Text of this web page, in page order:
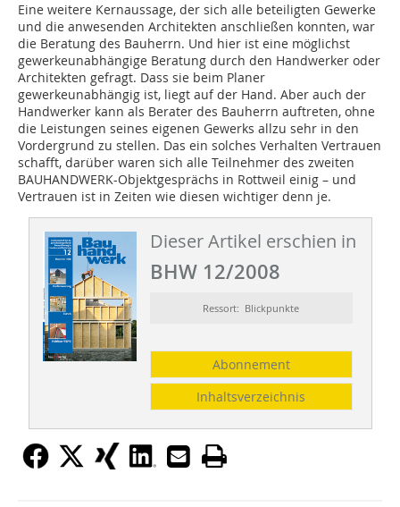
Eine weitere Kernaussage, der sich alle beteiligten Gewerke
und die anwesenden Architekten anschließen konnten, war
die Beratung des Bauherrn. Und hier ist eine möglichst
gewerkeunabhängige Beratung durch den Handwerker oder
Architekten gefragt. Dass sie beim Planer
gewerkeunabhängig ist, liegt auf der Hand. Aber auch der
Handwerker kann als Berater des Bauherrn auftreten, ohne
die Leistungen seines eigenen Gewerks allzu sehr in den
Vordergrund zu stellen. Das ein solches Verhalten Vertrauen
schafft, darüber waren sich alle Teilnehmer des zweiten
BAUHANDWERK-Objektgesprächs in Rottweil einig – und
Vertrauen ist in Zeiten wie diesen wichtiger denn je.
Dieser Artikel erschien in
BHW 12/2008
Ressort: Blickpunkte
Abonnement
Inhaltsverzeichnis